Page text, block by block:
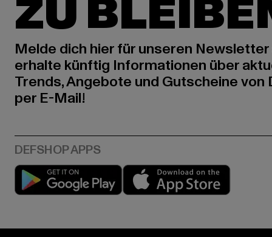
ZU
Melde dich hier für unseren Newsletter
erhalte künftig Informationen über
Trends, Angebote und Gutscheine von
per E-Mail!
Play market